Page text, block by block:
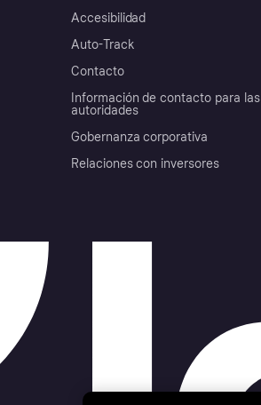
Accesibilidad
Auto-Track
Contacto
Información de contacto para las
autoridades
Gobernanza corporativa
Relaciones con inversores